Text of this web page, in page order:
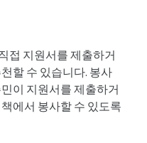
접 지원서를 제출하거
할 수 있습니다. 봉사
이 지원서를 제출하거
에서 봉사할 수 있도록